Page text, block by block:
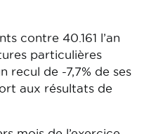
contre 40.161 l’an
particulières
recul de -7,7% de ses
aux résultats de